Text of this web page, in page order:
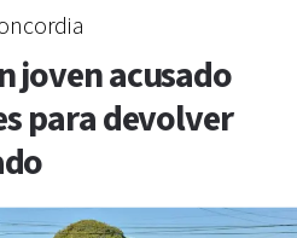
joven acusado
para devolver